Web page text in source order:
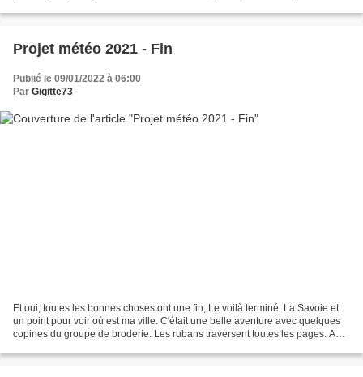
Projet météo 2021 - Fin
Publié le 09/01/2022 à 06:00
Par Gigitte73
Et oui, toutes les bonnes choses ont une fin, Le voilà terminé. La Savoie et
un point pour voir où est ma ville. C'était une belle aventure avec quelques
copines du groupe de broderie. Les rubans traversent toutes les pages. Au